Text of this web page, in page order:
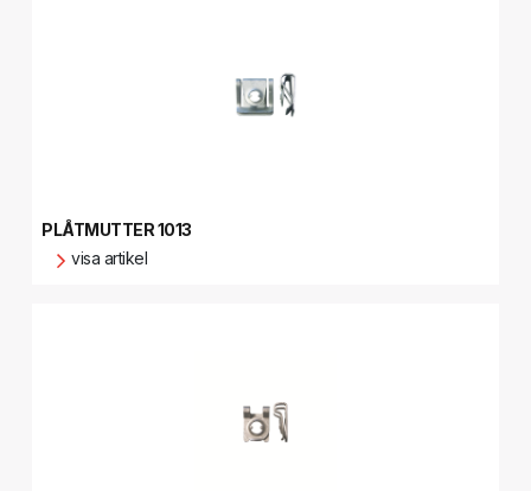
PLÅTMUTTER 1013
visa artikel